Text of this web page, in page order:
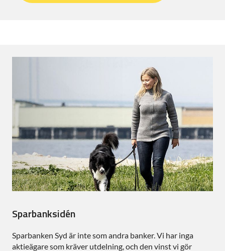
Sparbanksidén
Sparbanken Syd är inte som andra banker. Vi har inga
aktieägare som kräver utdelning, och den vinst vi gör